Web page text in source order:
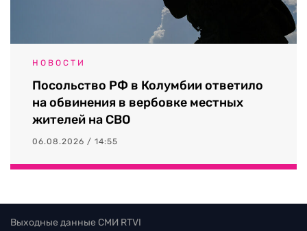
НОВОСТИ
Посольство РФ в Колумбии ответило
на обвинения в вербовке местных
жителей на СВО
06.08.2026 / 14:55
Выходные данные СМИ RTVI